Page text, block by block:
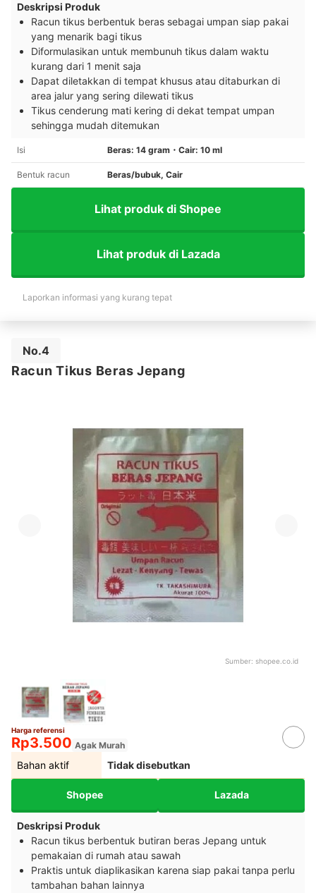
Deskripsi Produk
Racun tikus berbentuk beras sebagai umpan siap pakai
yang menarik bagi tikus
Diformulasikan untuk membunuh tikus dalam waktu
kurang dari 1 menit saja
Dapat diletakkan di tempat khusus atau ditaburkan di
area jalur yang sering dilewati tikus
Tikus cenderung mati kering di dekat tempat umpan
sehingga mudah ditemukan
Isi Beras: 14 gram・Cair: 10 ml
Bentuk racun Beras/bubuk, Cair
Lihat produk di Shopee
Lihat produk di Lazada
Laporkan informasi yang kurang tepat
No.4
Racun Tikus Beras Jepang
Sumber: shopee.co.id
Harga referensi
Rp3.500 Agak Murah
Bahan aktif Tidak disebutkan
Shopee Lazada
Deskripsi Produk
Racun tikus berbentuk butiran beras Jepang untuk
pemakaian di rumah atau sawah
Praktis untuk diaplikasikan karena siap pakai tanpa perlu
tambahan bahan lainnya